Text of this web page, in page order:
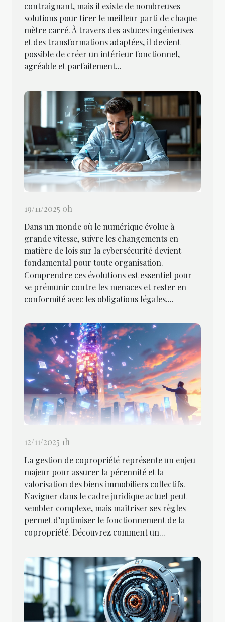
contraignant, mais il existe de nombreuses
solutions pour tirer le meilleur parti de chaque
mètre carré. À travers des astuces ingénieuses
et des transformations adaptées, il devient
possible de créer un intérieur fonctionnel,
agréable et parfaitement...
19/11/2025 0h
Dans un monde où le numérique évolue à
grande vitesse, suivre les changements en
matière de lois sur la cybersécurité devient
fondamental pour toute organisation.
Comprendre ces évolutions est essentiel pour
se prémunir contre les menaces et rester en
conformité avec les obligations légales....
12/11/2025 1h
La gestion de copropriété représente un enjeu
majeur pour assurer la pérennité et la
valorisation des biens immobiliers collectifs.
Naviguer dans le cadre juridique actuel peut
sembler complexe, mais maîtriser ses règles
permet d’optimiser le fonctionnement de la
copropriété. Découvrez comment un...